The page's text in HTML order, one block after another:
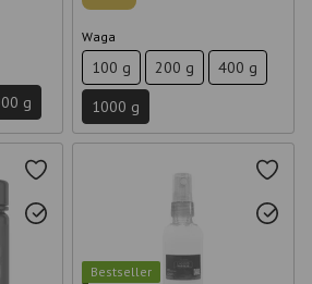
g
Waga
100 g 200 g
400 g
1000 g
Bestseller